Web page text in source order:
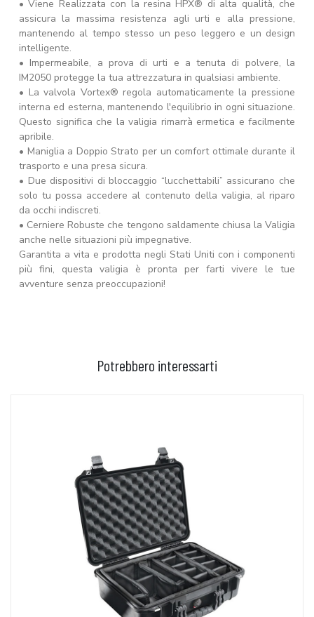
• Viene Realizzata con la resina HPX® di alta qualità, che
assicura la massima resistenza agli urti e alla pressione,
mantenendo al tempo stesso un peso leggero e un design
intelligente.
• Impermeabile, a prova di urti e a tenuta di polvere, la
IM2050 protegge la tua attrezzatura in qualsiasi ambiente.
• La valvola Vortex® regola automaticamente la pressione
interna ed esterna, mantenendo l'equilibrio in ogni situazione.
Questo significa che la valigia rimarrà ermetica e facilmente
apribile.
• Maniglia a Doppio Strato per un comfort ottimale durante il
trasporto e una presa sicura.
• Due dispositivi di bloccaggio “lucchettabili” assicurano che
solo tu possa accedere al contenuto della valigia, al riparo
da occhi indiscreti.
• Cerniere Robuste che tengono saldamente chiusa la Valigia
anche nelle situazioni più impegnative.
Garantita a vita e prodotta negli Stati Uniti con i componenti
più fini, questa valigia è pronta per farti vivere le tue
avventure senza preoccupazioni!
Potrebbero interessarti
AGGIUNGI AL CARRELLO